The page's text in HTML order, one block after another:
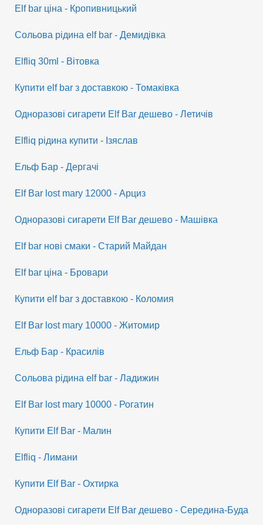
Elf bar ціна - Кропивницький
Сольова рідина elf bar - Демидівка
Elfliq 30ml - Вітовка
Купити elf bar з доставкою - Томаківка
Одноразові сигарети Elf Bar дешево - Летичів
Elfliq рідина купити - Ізяслав
Ельф Бар - Дергачі
Elf Bar lost mary 12000 - Арциз
Одноразові сигарети Elf Bar дешево - Машівка
Elf bar нові смаки - Старий Майдан
Elf bar ціна - Бровари
Купити elf bar з доставкою - Коломия
Elf Bar lost mary 10000 - Житомир
Ельф Бар - Красилів
Сольова рідина elf bar - Ладижин
Elf Bar lost mary 10000 - Рогатин
Купити Elf Bar - Малин
Elfliq - Лимани
Купити Elf Bar - Охтирка
Одноразові сигарети Elf Bar дешево - Середина-Буда